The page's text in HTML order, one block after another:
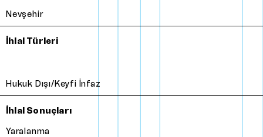
Nevşehir
İhlal Türleri
Hukuk Dışı/Keyfi İnfaz
İhlal Sonuçları
Yaralanma